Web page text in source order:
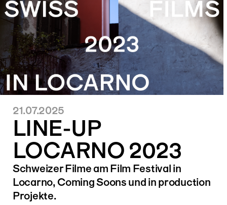
21.07.2025
LINE-UP
LOCARNO 2023
Schweizer Filme am Film Festival in
Locarno, Coming Soons und in production
Projekte.